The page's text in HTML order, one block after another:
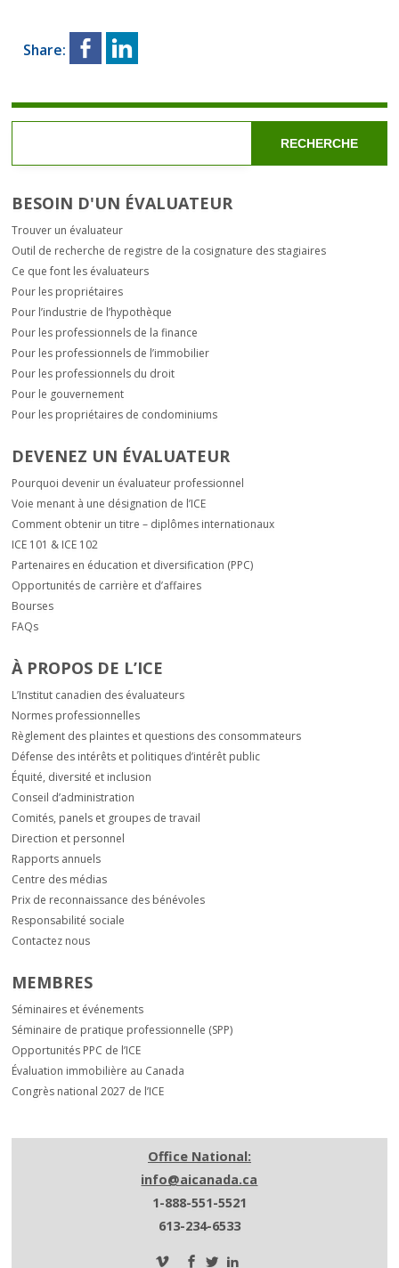
Share:
RECHERCHE
BESOIN D'UN ÉVALUATEUR
Trouver un évaluateur
Outil de recherche de registre de la cosignature des stagiaires
Ce que font les évaluateurs
Pour les propriétaires
Pour l’industrie de l’hypothèque
Pour les professionnels de la finance
Pour les professionnels de l’immobilier
Pour les professionnels du droit
Pour le gouvernement
Pour les propriétaires de condominiums
DEVENEZ UN ÉVALUATEUR
Pourquoi devenir un évaluateur professionnel
Voie menant à une désignation de l’ICE
Comment obtenir un titre – diplômes internationaux
ICE 101 & ICE 102
Partenaires en éducation et diversification (PPC)
Opportunités de carrière et d’affaires
Bourses
FAQs
À PROPOS DE L’ICE
L’Institut canadien des évaluateurs
Normes professionnelles
Règlement des plaintes et questions des consommateurs
Défense des intérêts et politiques d’intérêt public
Équité, diversité et inclusion
Conseil d’administration
Comités, panels et groupes de travail
Direction et personnel
Rapports annuels
Centre des médias
Prix de reconnaissance des bénévoles
Responsabilité sociale
Contactez nous
MEMBRES
Séminaires et événements
Séminaire de pratique professionnelle (SPP)
Opportunités PPC de l’ICE
Évaluation immobilière au Canada
Congrès national 2027 de l’ICE
Office National:
info@aicanada.ca
1-888-551-5521
613-234-6533